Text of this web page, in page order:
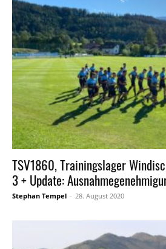
TSV1860, Trainingslager
3 + Update:
Stephan Tempel - 28. August 2020